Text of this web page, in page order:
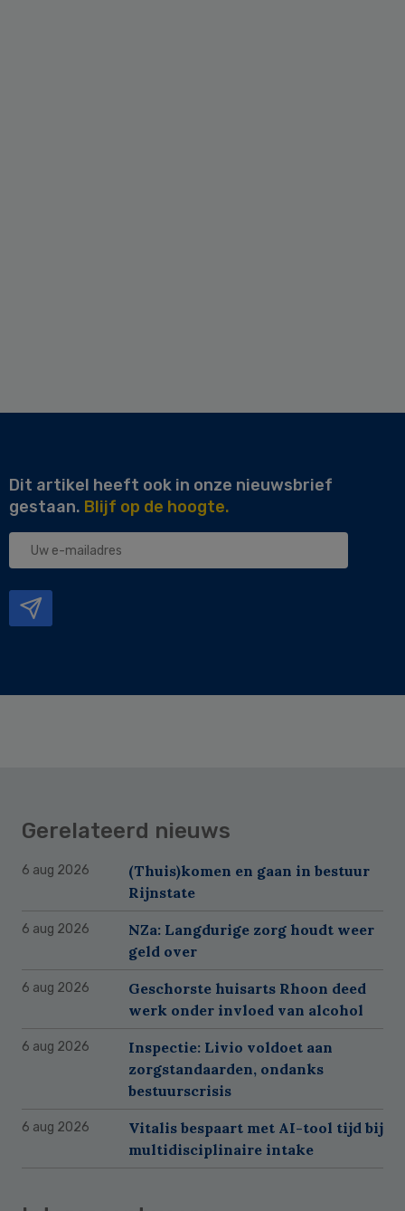
Dit artikel heeft ook in onze nieuwsbrief
gestaan. Blijf op de hoogte.
Uw
Gerelateerd nieuws
6 aug 2026
(Thuis)komen en gaan in bestuur
Rijnstate
6 aug 2026
NZa: Langdurige zorg houdt weer
geld over
6 aug 2026
Geschorste huisarts Rhoon deed
werk onder invloed van alcohol
6 aug 2026
Inspectie: Livio voldoet aan
zorgstandaarden, ondanks
bestuurscrisis
6 aug 2026
Vitalis bespaart met AI-tool tijd bij
multidisciplinaire intake